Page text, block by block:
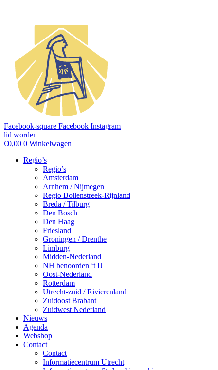
Facebook-square Facebook Instagram
lid worden
€0,00 0 Winkelwagen
Regio’s
Regio’s
Amsterdam
Arnhem / Nijmegen
Regio Bollenstreek-Rijnland
Breda / Tilburg
Den Bosch
Den Haag
Friesland
Groningen / Drenthe
Limburg
Midden-Nederland
NH benoorden ‘t IJ
Oost-Nederland
Rotterdam
Utrecht-zuid / Rivierenland
Zuidoost Brabant
Zuidwest Nederland
Nieuws
Agenda
Webshop
Contact
Contact
Informatiecentrum Utrecht